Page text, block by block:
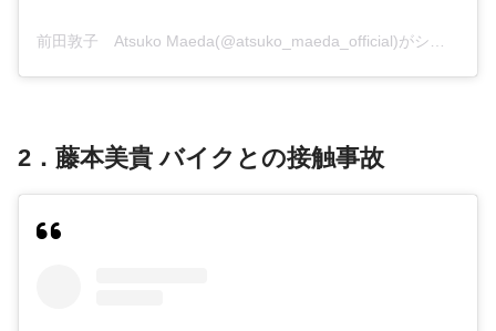
2．藤本美貴 バイクとの接触事故